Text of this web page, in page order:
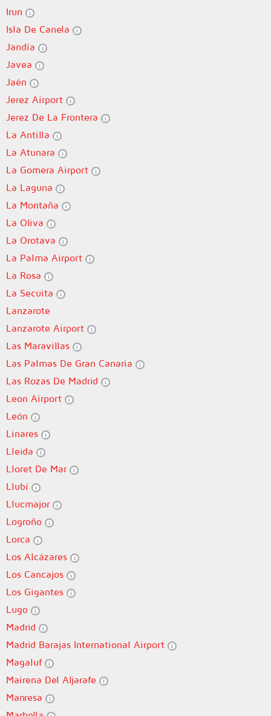
Irun
Isla De Canela
Jandía
Javea
Jaén
Jerez Airport
Jerez De La Frontera
La Antilla
La Atunara
La Gomera Airport
La Laguna
La Montaña
La Oliva
La Orotava
La Palma Airport
La Rosa
La Secuita
Lanzarote
Lanzarote Airport
Las Maravillas
Las Palmas De Gran Canaria
Las Rozas De Madrid
Leon Airport
León
Linares
Lleida
Lloret De Mar
Llubí
Llucmajor
Logroño
Lorca
Los Alcázares
Los Cancajos
Los Gigantes
Lugo
Madrid
Madrid Barajas International Airport
Magaluf
Mairena Del Aljarafe
Manresa